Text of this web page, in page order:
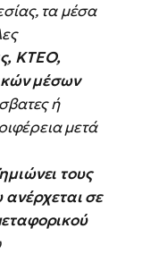
τα μέσα
ΚΤΕΟ,
μέσων
ή
μετά
τους
ανέρχεται σε